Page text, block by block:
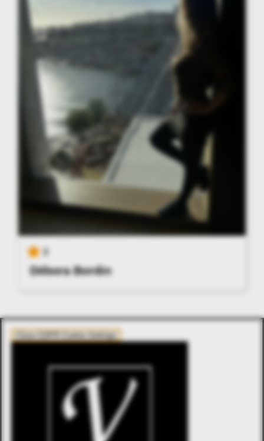
3
Débora Bordin
Close GDPR Cookie Settings